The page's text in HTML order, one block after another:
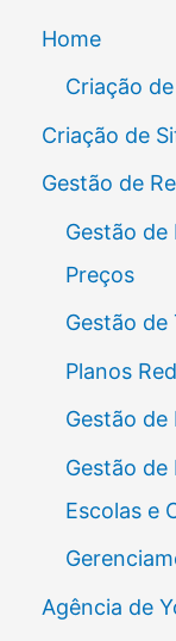
Home
Criação
Criação de
Gestão de
Gestão de
Preços
Gestão de
Planos
Gestão de
Gestão de
Escolas e
Agência de